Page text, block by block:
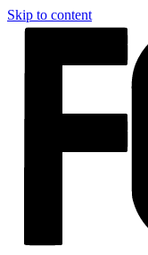
Skip to content